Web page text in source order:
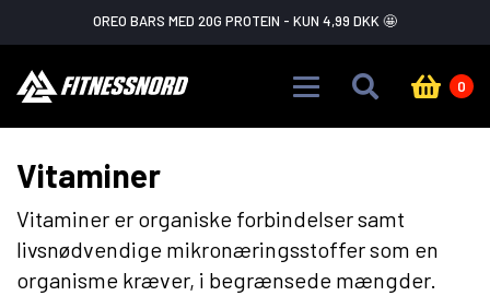
Skip to main contentFLASH SALE ADVARSEL!GÅ IKKE GLIP AF DET
0
Vitaminer
Vitaminer er organiske forbindelser samt
livsnødvendige mikronæringsstoffer som en
organisme kræver, i begrænsede mængder.